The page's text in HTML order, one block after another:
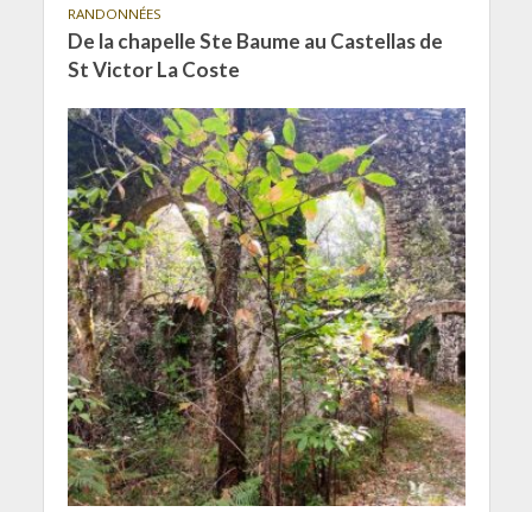
RANDONNÉES
De la chapelle Ste Baume au Castellas de
St Victor La Coste